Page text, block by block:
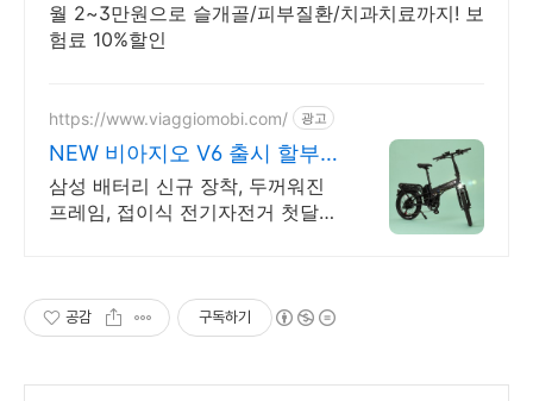
월 2~3만원으로 슬개골/피부질환/치과치료까지! 보
험료 10%할인
https://www.viaggiomobi.com/ 광고
NEW 비아지오 V6 출시 할부보
다 가뿐하게 자전거마련
삼성 배터리 신규 장착, 두꺼워진
프레임, 접이식 전기자전거 첫달
공감 구독하기